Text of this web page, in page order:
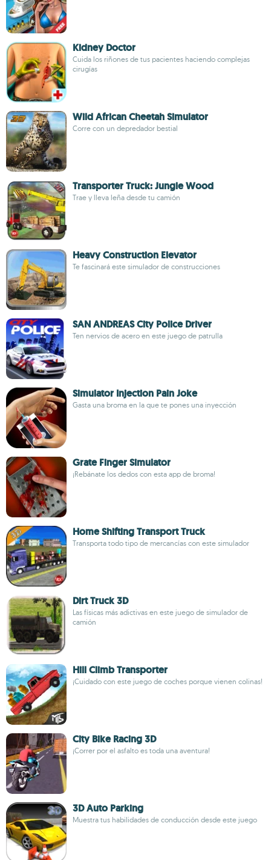
Kidney Doctor
Cuida los riñones de tus pacientes haciendo complejas
cirugías
Wild African Cheetah Simulator
Corre con un depredador bestial
Transporter Truck: Jungle Wood
Trae y lleva leña desde tu camión
Heavy Construction Elevator
Te fascinará este simulador de construcciones
SAN ANDREAS City Police Driver
Ten nervios de acero en este juego de patrulla
Simulator Injection Pain Joke
Gasta una broma en la que te pones una inyección
Grate Finger Simulator
¡Rebánate los dedos con esta app de broma!
Home Shifting Transport Truck
Transporta todo tipo de mercancías con este simulador
Dirt Truck 3D
Las físicas más adictivas en este juego de simulador de
camión
Hill Climb Transporter
¡Cuidado con este juego de coches porque vienen colinas!
City Bike Racing 3D
¡Correr por el asfalto es toda una aventura!
3D Auto Parking
Muestra tus habilidades de conducción desde este juego